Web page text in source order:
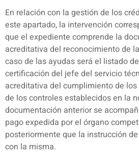
En relación con la gestión de los
este apartado, la intervención
que el expediente comprende la
acreditativa del reconocimiento de
caso de las ayudas será el listado
certificación del jefe del servicio
acreditativa del cumplimiento de
de los controles establecidos en la
documentación anterior se
pago expedida por el órgano
posteriormente que la instrucción
con la misma.